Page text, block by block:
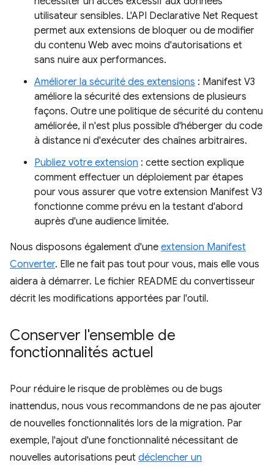
utilisateur sensibles. L'API Declarative Net Request
permet aux extensions de bloquer ou de modifier
du contenu Web avec moins d'autorisations et
sans nuire aux performances.
Améliorer la sécurité des extensions : Manifest V3
améliore la sécurité des extensions de plusieurs
façons. Outre une politique de sécurité du contenu
améliorée, il n'est plus possible d'héberger du code
à distance ni d'exécuter des chaînes arbitraires.
Publiez votre extension : cette section explique
comment effectuer un déploiement par étapes
pour vous assurer que votre extension Manifest V3
fonctionne comme prévu en la testant d'abord
auprès d'une audience limitée.
Nous disposons également d'une extension Manifest
Converter. Elle ne fait pas tout pour vous, mais elle vous
aidera à démarrer. Le fichier README du convertisseur
décrit les modifications apportées par l'outil.
Conserver l'ensemble de
fonctionnalités actuel
Pour réduire le risque de problèmes ou de bugs
inattendus, nous vous recommandons de ne pas ajouter
de nouvelles fonctionnalités lors de la migration. Par
exemple, l'ajout d'une fonctionnalité nécessitant de
nouvelles autorisations peut déclencher un